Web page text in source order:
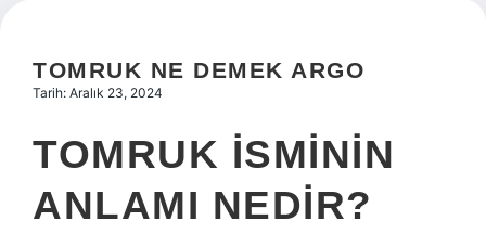
Hakkımızda
TOMRUK NE DEMEK ARGO
Tarih: Aralık 23, 2024
TOMRUK ISMININ
ANLAMI NEDIR?